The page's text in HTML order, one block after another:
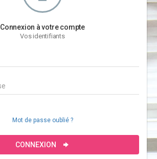
Connexion à votre compte
Vos identifiants
Mot de passe oublié ?
CONNEXION